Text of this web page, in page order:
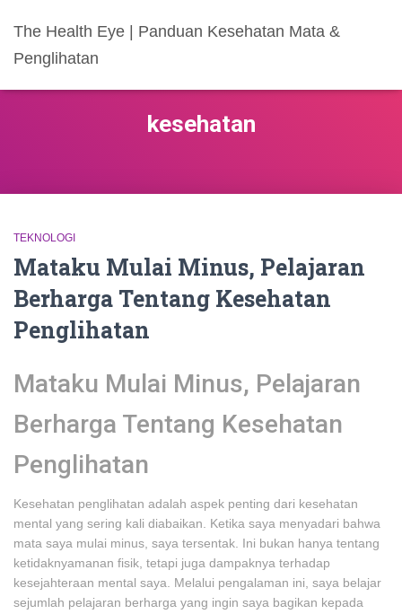
The Health Eye | Panduan Kesehatan Mata &
Penglihatan
kesehatan
TEKNOLOGI
Mataku Mulai Minus, Pelajaran
Berharga Tentang Kesehatan
Penglihatan
Mataku Mulai Minus, Pelajaran
Berharga Tentang Kesehatan
Penglihatan
Kesehatan penglihatan adalah aspek penting dari kesehatan
mental yang sering kali diabaikan. Ketika saya menyadari bahwa
mata saya mulai minus, saya tersentak. Ini bukan hanya tentang
ketidaknyamanan fisik, tetapi juga dampaknya terhadap
kesejahteraan mental saya. Melalui pengalaman ini, saya belajar
sejumlah pelajaran berharga yang ingin saya bagikan kepada